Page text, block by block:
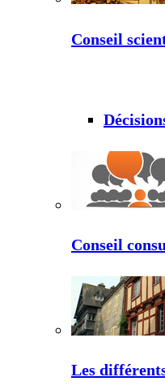
Conseil
Conseil
Les